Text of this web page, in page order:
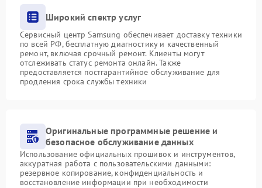
Широкий спектр услуг
Сервисный центр Samsung обеспечивает доставку техники
по всей РФ, бесплатную диагностику и качественный
ремонт, включая срочный ремонт. Клиенты могут
отслеживать статус ремонта онлайн. Также
предоставляется постгарантийное обслуживание для
продления срока службы техники
Оригинальные программные решение и
безопасное обслуживание данных
Использование официальных прошивок и инструментов,
аккуратная работа с пользовательскими данными:
резервное копирование, конфиденциальность и
восстановление информации при необходимости